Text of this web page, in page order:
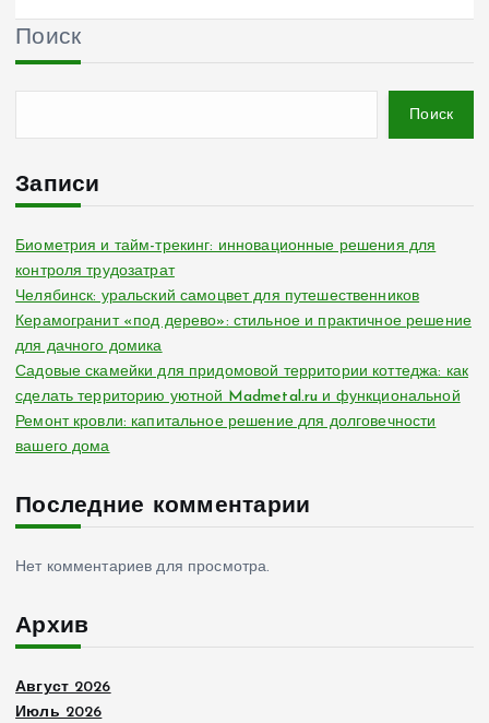
Поиск
Поиск
Записи
Биометрия и тайм-трекинг: инновационные решения для
контроля трудозатрат
Челябинск: уральский самоцвет для путешественников
Керамогранит «под дерево»: стильное и практичное решение
для дачного домика
Садовые скамейки для придомовой территории коттеджа: как
сделать территорию уютной Madmetal.ru и функциональной
Ремонт кровли: капитальное решение для долговечности
вашего дома
Последние комментарии
Нет комментариев для просмотра.
Архив
Август 2026
Июль 2026